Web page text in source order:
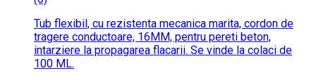
Tub flexibil, cu rezistenta mecanica marita, cordon de
tragere conductoare, 16MM, pentru pereti beton,
intarziere la propagarea flacarii. Se vinde la colaci de
100 ML.